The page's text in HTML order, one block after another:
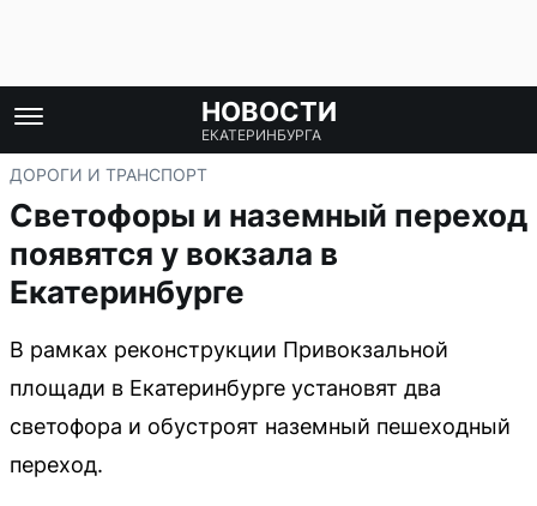
НОВОСТИ
ЕКАТЕРИНБУРГА
ДОРОГИ И ТРАНСПОРТ
Светофоры и наземный переход
появятся у вокзала в
Екатеринбурге
В рамках реконструкции Привокзальной
площади в Екатеринбурге установят два
светофора и обустроят наземный пешеходный
переход.